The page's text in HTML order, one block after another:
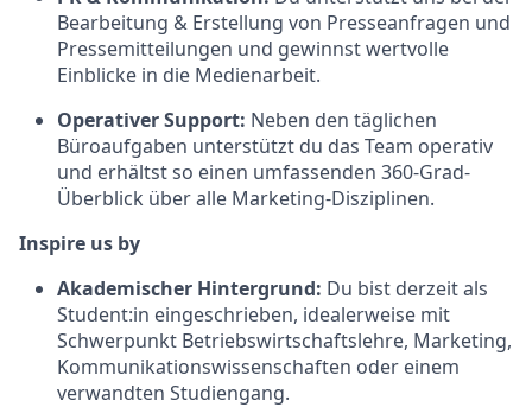
Bearbeitung & Erstellung von Presseanfragen und
Pressemitteilungen und gewinnst wertvolle
Einblicke in die Medienarbeit.
Operativer Support: Neben den täglichen
Büroaufgaben unterstützt du das Team operativ
und erhältst so einen umfassenden 360-Grad-
Überblick über alle Marketing-Disziplinen.
Inspire us by
Akademischer Hintergrund: Du bist derzeit als
Student:in eingeschrieben, idealerweise mit
Schwerpunkt Betriebswirtschaftslehre, Marketing,
Kommunikationswissenschaften oder einem
verwandten Studiengang.